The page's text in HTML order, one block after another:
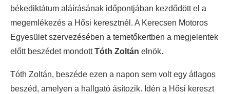
békediktátum aláírásának időpontjában kezdődött el a
megemlékezés a Hősi keresztnél. A Kerecsen Motoros
Egyesület szervezésében a temetőkertben a megjelentek
előtt beszédet mondottTóth Zoltán elnök.
Tóth Zoltán, beszéde ezen a napon sem volt egy átlagos
beszéd, amelyen a hallgató ásítozik. Idén a Hősi kereszt